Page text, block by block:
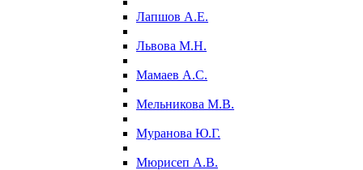
Лапшов А.Е.
Львова М.Н.
Мамаев А.С.
Мельникова М.В.
Муранова Ю.Г.
Мюрисеп А.В.